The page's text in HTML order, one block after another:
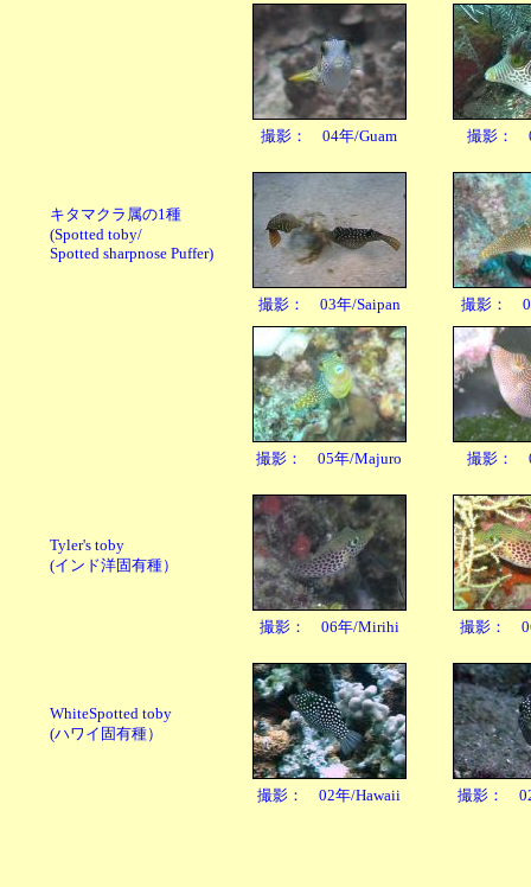
撮影： 04年/Guam 撮影：
キタマクラ属の1種
(Spotted toby/
Spotted sharpnose Puffer)
撮影： 03年/Saipan 撮影：
撮影： 05年/Majuro 撮影：
Tyler's toby
(インド洋固有種）
撮影： 06年/Mirihi 撮影：
WhiteSpotted toby
(ハワイ固有種）
撮影： 02年/Hawaii 撮影：